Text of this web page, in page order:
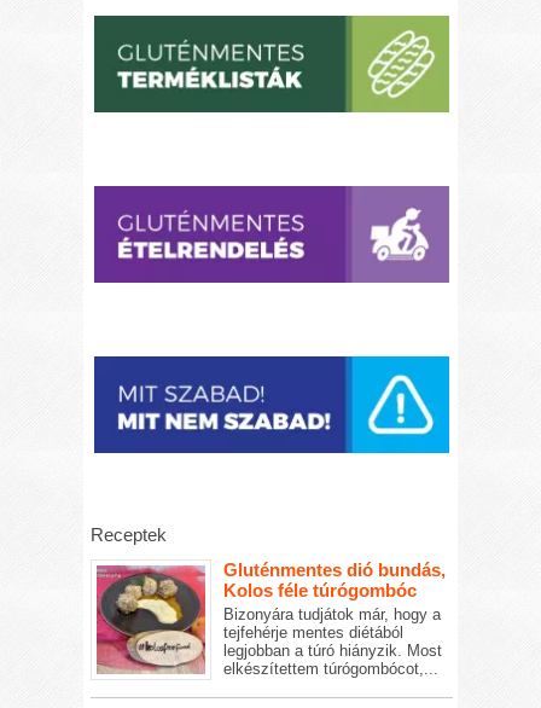
Receptek
Gluténmentes dió bundás,
Kolos féle túrógombóc
Bizonyára tudjátok már, hogy a
tejfehérje mentes diétából
legjobban a túró hiányzik. Most
elkészítettem túrógombócot,...